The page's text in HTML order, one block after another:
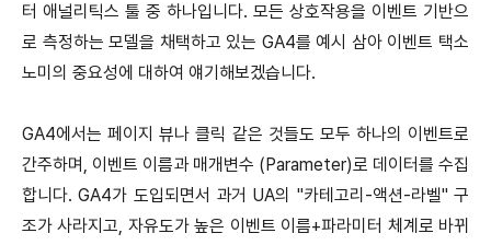
터 애널리틱스 툴 중 하나입니다. 모든 상호작용을 이벤트 기반으
로 측정하는 모델을 채택하고 있는 GA4를 예시 삼아 이벤트 택소
노미의 중요성에 대하여 얘기해보겠습니다.
GA4에서는 페이지 뷰나 클릭 같은 것들도 모두 하나의 이벤트로
간주하며, 이벤트 이름과 매개변수 (Parameter)로 데이터를 수집
합니다. GA4가 도입되면서 과거 UA의 "카테고리-액션-라벨" 구
조가 사라지고, 자유도가 높은 이벤트 이름+파라미터 체계로 바뀌